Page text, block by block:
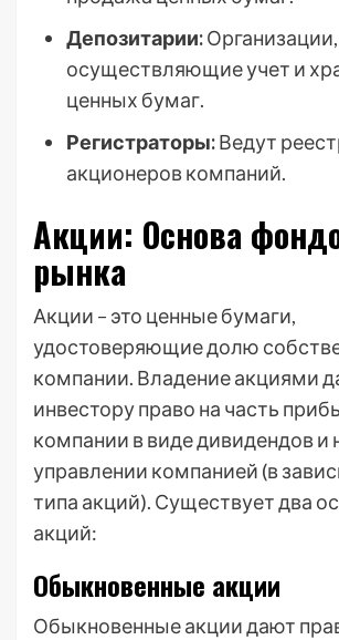
Депозитарии:Организации,
осуществляющие учет и
ценных бумаг.
Регистраторы:Ведут
акционеров компаний.
Акции: Основа
рынка
Акции – это ценные бумаги,
удостоверяющие долю
компании. Владение акциями
инвестору право на часть
компании в виде дивидендов и
управлении компанией (в
типа акций). Существует два
акций:
Обыкновенные акции
Обыкновенные акции дают